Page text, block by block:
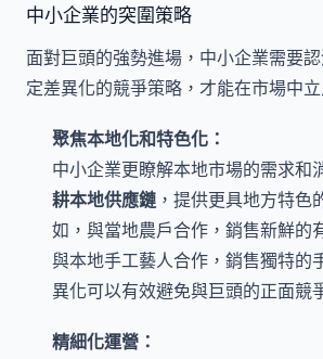
中小企業的突圍策略
面對巨頭的強勢進場，中小企業需要
定差異化的競爭策略，才能在市場中立
聚焦本地化和特色化：
中小企業更瞭解本地市場的需求和
耕本地供應鏈 ，提供更具地方特色
如，與當地農戶合作，銷售新鮮的
與本地手工藝人合作，銷售獨特的
異化可以有效避免與巨頭的正面競
精細化運營：